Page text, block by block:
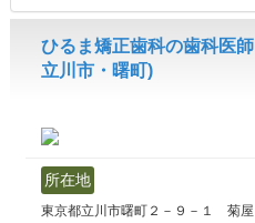
ひるま矯正歯科の歯科医
立川市・曙町)
所在地
東京都立川市曙町２－９－１ 菊屋